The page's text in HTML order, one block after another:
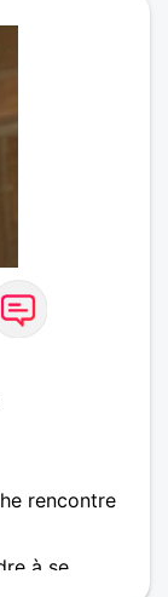
rencontre
à se